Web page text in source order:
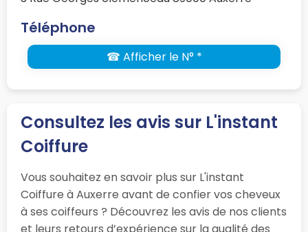
Téléphone
☎ Afficher le N° *
Consultez les avis sur L'instant
Coiffure
Vous souhaitez en savoir plus sur L'instant
Coiffure à Auxerre avant de confier vos cheveux
à ses coiffeurs ? Découvrez les avis de nos clients
et leurs retours d’expérience sur la qualité des